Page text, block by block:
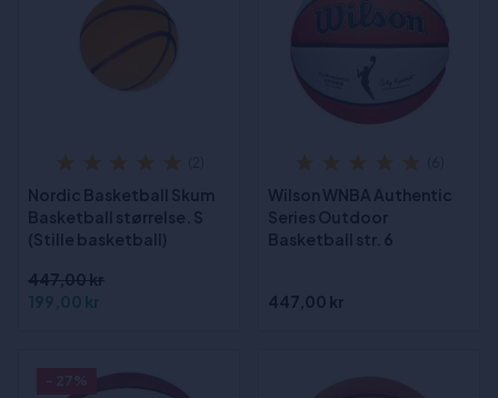
Nordic Basketball Skum
Basketball størrelse. S
(Stille basketball)
447,00 kr
199,00 kr
Wilson WNBA Authentic
Series Outdoor
Basketball str. 6
447,00 kr